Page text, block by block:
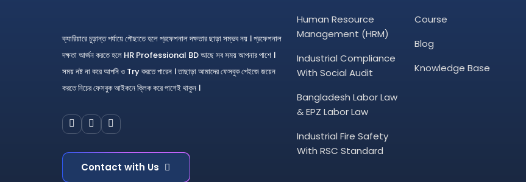
ক্যারিয়ারে চুড়ান্ত পর্যায়ে পৌছাতে হলে প্রফেশনাল দক্ষতার ছাড়া সম্ভব নয় । প্রফেশনাল
দক্ষতা আর্জন করতে হলে HR Professional BD আছে সব সময় আপনার পাশে ।
সময় নষ্ট না করে আপনি ও Try করতে পারেন । তাছাড়া আমাদের ফেসবুক পেইজে জয়েন
করতে নিচের ফেসবুক আইকনে ক্লিক করে পাশেই থাকুন ।
Contact with Us
Human Resource
Management (HRM)
Industrial Compliance
With Social Audit
Bangladesh Labor Law
& EPZ Labor Law
Industrial Fire Safety
With RSC Standard
Course
Blog
Knowledge Base